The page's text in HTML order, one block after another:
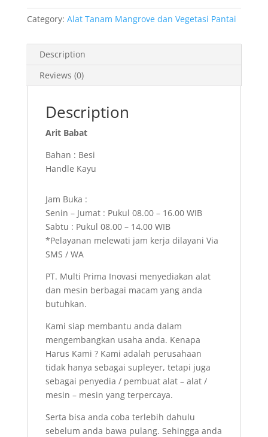
Category: Alat Tanam Mangrove dan Vegetasi Pantai
Description
Reviews (0)
Description
Arit Babat
Bahan : Besi
Handle Kayu
Jam Buka :
Senin – Jumat : Pukul 08.00 – 16.00 WIB
Sabtu : Pukul 08.00 – 14.00 WIB
*Pelayanan melewati jam kerja dilayani Via
SMS / WA
PT. Multi Prima Inovasi menyediakan alat
dan mesin berbagai macam yang anda
butuhkan.
Kami siap membantu anda dalam
mengembangkan usaha anda. Kenapa
Harus Kami ? Kami adalah perusahaan
tidak hanya sebagai supleyer, tetapi juga
sebagai penyedia / pembuat alat – alat /
mesin – mesin yang terpercaya.
Serta bisa anda coba terlebih dahulu
sebelum anda bawa pulang. Sehingga anda